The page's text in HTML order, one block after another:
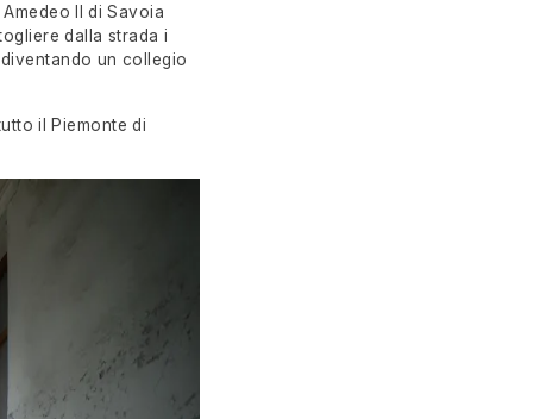
II di Savoia
dalla strada i
un collegio
il Piemonte di